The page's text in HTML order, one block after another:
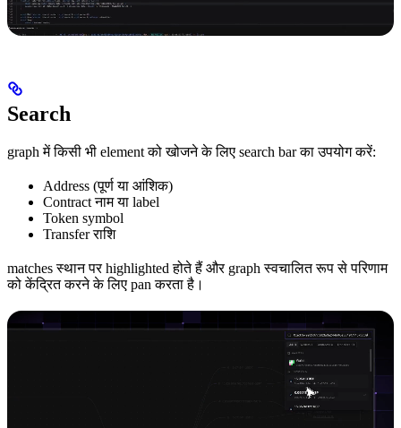
Search
graph में किसी भी element को खोजने के लिए search bar का उपयोग करें:
Address (पूर्ण या आंशिक)
Contract नाम या label
Token symbol
Transfer राशि
matches स्थान पर highlighted होते हैं और graph स्वचालित रूप से परिणाम
को केंद्रित करने के लिए pan करता है।